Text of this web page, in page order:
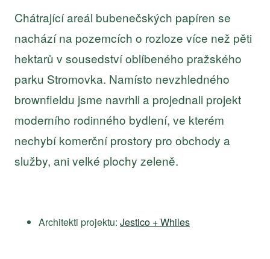
Chátrající areál bubenečských papíren se
nachází na pozemcích o rozloze více než pěti
hektarů v sousedství oblíbeného pražského
parku Stromovka. Namísto nevzhledného
brownfieldu jsme navrhli a projednali projekt
moderního rodinného bydlení, ve kterém
nechybí komerční prostory pro obchody a
služby, ani velké plochy zeleně.
Architekti projektu: Jestico + Whiles